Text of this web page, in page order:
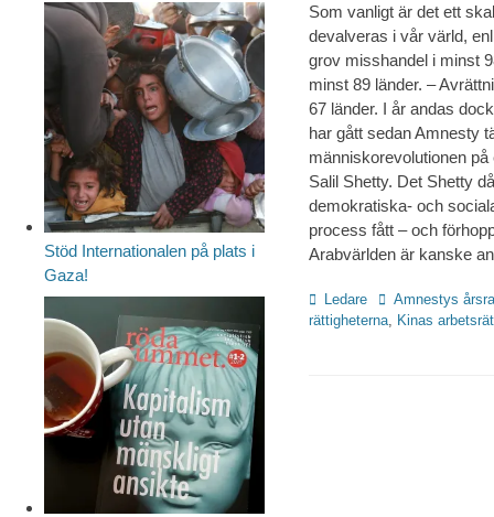
Som vanligt är det ett
devalveras i vår värld,
grov misshandel i minst
minst 89 länder. –
67 länder. I år andas
har gått sedan Amnesty
människorevolutionen
Salil Shetty. Det Shetty
demokratiska- och
process fått – och
Arabvärlden är kanske
Kategorier
Ledare Etiketter
Amnestys
rättigheterna Kinas
Stöd Internationalen på plats i
Gaza!